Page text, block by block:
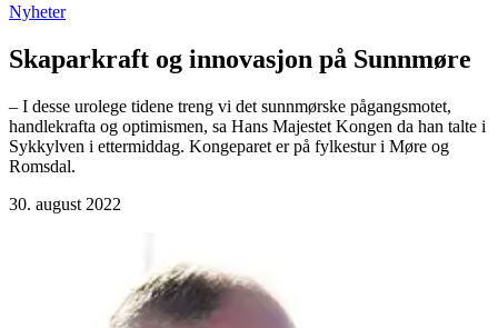
Nyheter
Skaparkraft og innovasjon på Sunnmøre
– I desse urolege tidene treng vi det sunnmørske pågangsmotet,
handlekrafta og optimismen, sa Hans Majestet Kongen da han talte i
Sykkylven i ettermiddag. Kongeparet er på fylkestur i Møre og
Romsdal.
30. august 2022